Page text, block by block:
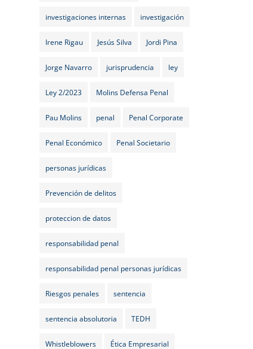
investigaciones internas investigación
Irene Rigau Jesús Silva Jordi Pina
Jorge Navarro jurisprudencia ley
Ley 2/2023 Molins Defensa Penal
Pau Molins penal Penal Corporate
Penal Económico Penal Societario
personas jurídicas
Prevención de delitos
proteccion de datos
responsabilidad penal
responsabilidad penal personas jurídicas
Riesgos penales sentencia
sentencia absolutoria TEDH
Whistleblowers Ética Empresarial